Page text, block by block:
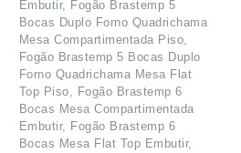
Embutir, Fogão Brastemp 5
Bocas Duplo Forno Quadrichama
Mesa Compartimentada Piso,
Fogão Brastemp 5 Bocas Duplo
Forno Quadrichama Mesa Flat
Top Piso, Fogão Brastemp 6
Bocas Mesa Compartimentada
Embutir, Fogão Brastemp 6
Bocas Mesa Flat Top Embutir,